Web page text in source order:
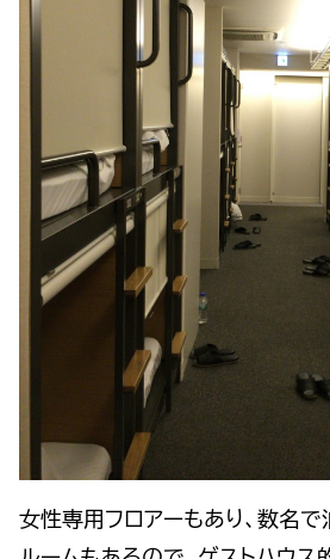
女性専用フロアーもあり、数名で